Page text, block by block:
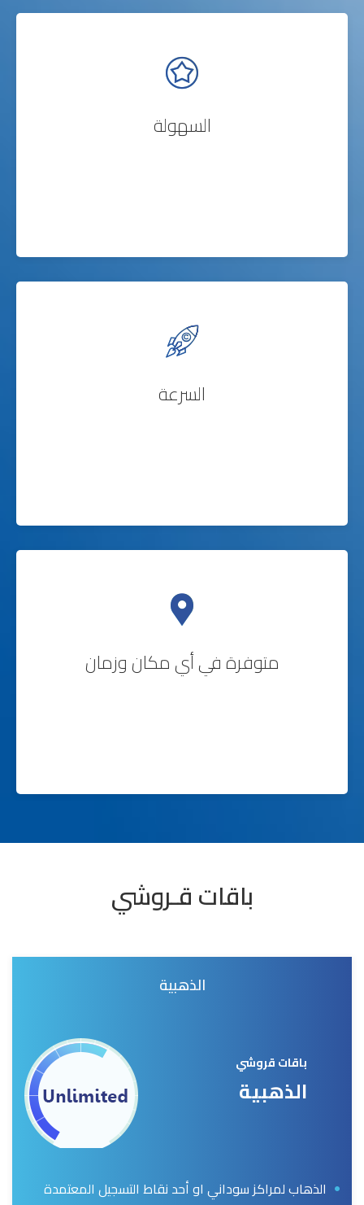
السهولة
السرعة
متوفرة في أي مكان وزمان
باقات قـروشي
الذهبية
باقات قروشي
الذهبية
الذهاب لمراكز سوداني او أحد نقاط التسجيل المعتمدة